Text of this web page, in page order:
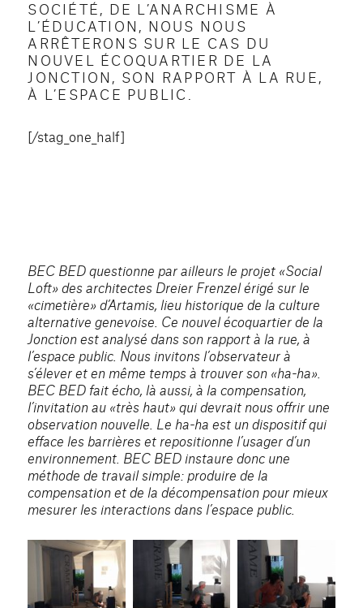
SOCIÉTÉ, DE L’ANARCHISME À
L’ÉDUCATION, NOUS NOUS
ARRÊTERONS SUR LE CAS DU
NOUVEL ÉCOQUARTIER DE LA
JONCTION, SON RAPPORT À LA RUE,
À L’ESPACE PUBLIC.
[/stag_one_half]
BEC BED questionne par ailleurs le projet «Social
Loft» des architectes Dreier Frenzel érigé sur le
«cimetière» d’Artamis, lieu historique de la culture
alternative genevoise. Ce nouvel écoquartier de la
Jonction est analysé dans son rapport à la rue, à
l’espace public. Nous invitons l’observateur à
s’élever et en même temps à trouver son «ha-ha».
BEC BED fait écho, là aussi, à la compensation,
l’invitation au «très haut» qui devrait nous offrir une
observation nouvelle. Le ha-ha est un dispositif qui
efface les barrières et repositionne l’usager d’un
environnement. BEC BED instaure donc une
méthode de travail simple: produire de la
compensation et de la décompensation pour mieux
mesurer les interactions dans l’espace public.